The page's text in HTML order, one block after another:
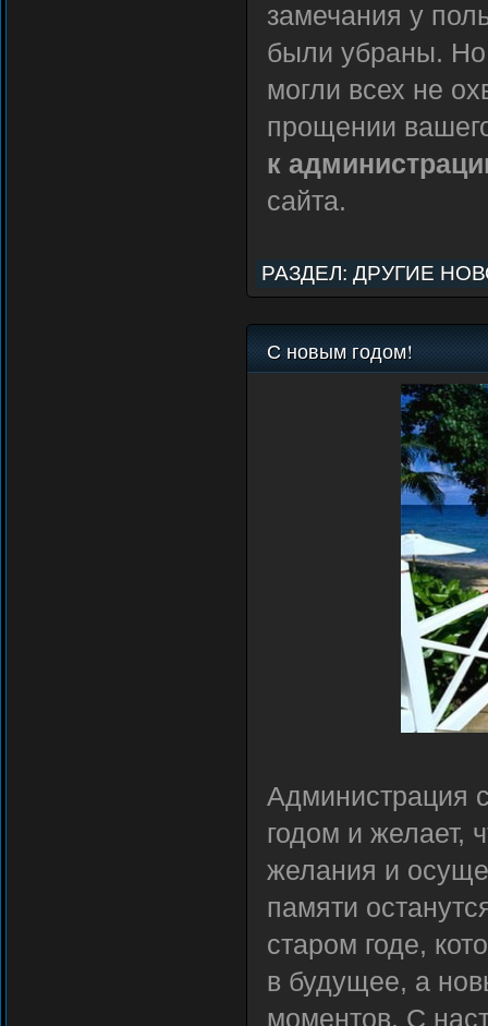
замечания у
были убраны.
могли всех не
прощении
к
сайта.
РАЗДЕЛ: ДРУГИЕ
С новым годом!
Администрация
годом и желает,
желания и
памяти
старом годе,
в будущее, а
моментов. С